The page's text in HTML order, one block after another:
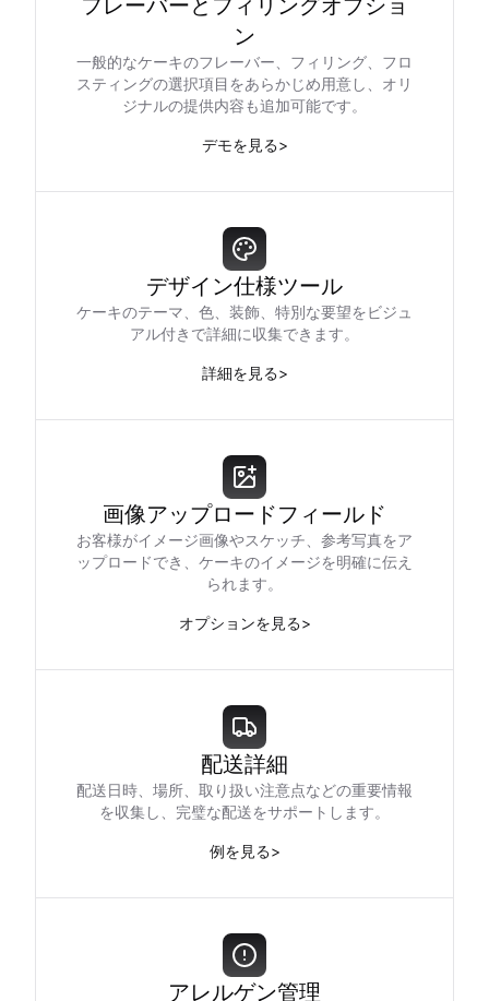
フレーバーとフィリングオプショ
ン
一般的なケーキのフレーバー、フィリング、フロ
スティングの選択項目をあらかじめ用意し、オリ
ジナルの提供内容も追加可能です。
デモを見る>
デザイン仕様ツール
ケーキのテーマ、色、装飾、特別な要望をビジュ
アル付きで詳細に収集できます。
詳細を見る>
画像アップロードフィールド
お客様がイメージ画像やスケッチ、参考写真をア
ップロードでき、ケーキのイメージを明確に伝え
られます。
オプションを見る>
配送詳細
配送日時、場所、取り扱い注意点などの重要情報
を収集し、完璧な配送をサポートします。
例を見る>
アレルゲン管理